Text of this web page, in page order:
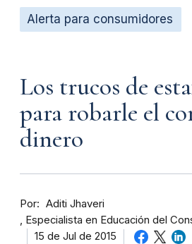
Alerta para consumidores
Los trucos de
para robarle el
dinero
Por
Aditi Jhaveri
Especialista en Educación del
15 de Jul de 2015